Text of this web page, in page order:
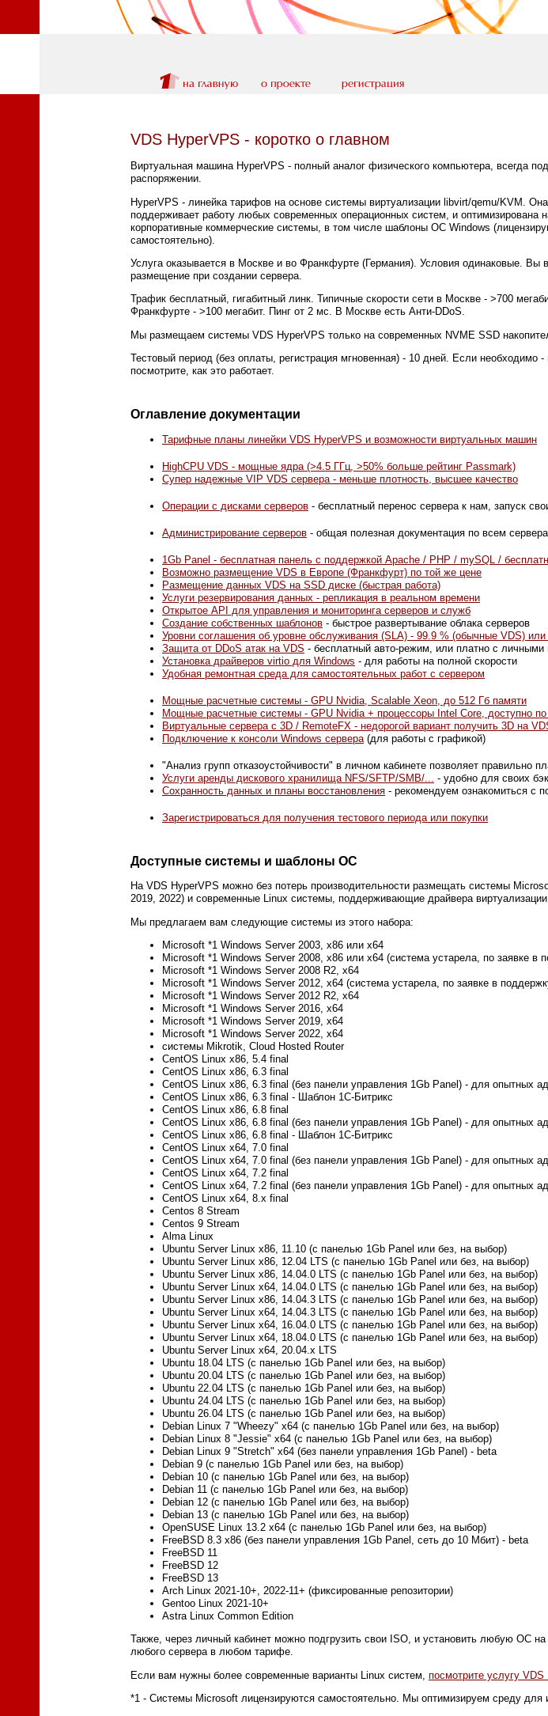
VDS HyperVPS - коротко о главном
Виртуальная машина HyperVPS - полный аналог физического компьютера, всегда
распоряжении.
HyperVPS - линейка тарифов на основе системы виртуализации libvirt/qemu/KVM.
поддерживает работу любых современных операционных систем, и оптимизирована
корпоративные коммерческие системы, в том числе шаблоны ОС Windows
самостоятельно).
Услуга оказывается в Москве и во Франкфурте (Германия). Условия одинаковые. Вы
размещение при создании сервера.
Трафик бесплатный, гигабитный линк. Типичные скорости сети в Москве - >700
Франкфурте - >100 мегабит. Пинг от 2 мс. В Москве есть Анти-DDoS.
Мы размещаем системы VDS HyperVPS только на современных NVME SSD
Тестовый период (без оплаты, регистрация мгновенная) - 10 дней. Если необходимо -
посмотрите, как это работает.
Оглавление документации
Тарифные планы линейки VDS HyperVPS и возможности виртуальных машин
HighCPU VDS - мощные ядра (>4.5 ГГц, >50% больше рейтинг Passmark)
Супер надежные VIP VDS сервера - меньше плотность, высшее качество
Операции с дисками серверов - бесплатный перенос сервера к нам, запуск
Администрирование серверов - общая полезная документация по всем
1Gb Panel - бесплатная панель с поддержкой Apache / PHP / mySQL /
Возможно размещение VDS в Европе (Франкфурт) по той же цене
Размещение данных VDS на SSD диске (быстрая работа)
Услуги резервирования данных - репликация в реальном времени
Открытое API для управления и мониторинга серверов и служб
Создание собственных шаблонов - быстрое развертывание облака серверов
Уровни соглашения об уровне обслуживания (SLA) - 99.9 % (обычные VDS)
Защита от DDoS атак на VDS - бесплатный авто-режим, или платно с личными
Установка драйверов virtio для Windows - для работы на полной скорости
Удобная ремонтная среда для самостоятельных работ с сервером
Мощные расчетные системы - GPU Nvidia, Scalable Xeon, до 512 Гб памяти
Мощные расчетные системы - GPU Nvidia + процессоры Intel Core, доступно по
Виртуальные сервера с 3D / RemoteFX - недорогой вариант получить 3D на
Подключение к консоли Windows сервера (для работы с графикой)
"Анализ групп отказоустойчивости" в личном кабинете позволяет правильно
Услуги аренды дискового хранилища NFS/SFTP/SMB/...
- удобно для своих
Сохранность данных и планы восстановления - рекомендуем ознакомиться с
Зарегистрироваться для получения тестового периода или покупки
Доступные системы и шаблоны ОС
На VDS HyperVPS можно без потерь производительности размещать системы
2019, 2022) и современные Linux системы, поддерживающие драйвера
Мы предлагаем вам следующие системы из этого набора:
Microsoft *1 Windows Server 2003, x86 или x64
Microsoft *1 Windows Server 2008, x86 или x64 (система устарела, по заявке в
Microsoft *1 Windows Server 2008 R2, x64
Microsoft *1 Windows Server 2012, x64 (система устарела, по заявке в
Microsoft *1 Windows Server 2012 R2, x64
Microsoft *1 Windows Server 2016, x64
Microsoft *1 Windows Server 2019, x64
Microsoft *1 Windows Server 2022, x64
системы Mikrotik, Cloud Hosted Router
CentOS Linux x86, 5.4 final
CentOS Linux x86, 6.3 final
CentOS Linux x86, 6.3 final (без панели управления 1Gb Panel) - для опытных
CentOS Linux x86, 6.3 final - Шаблон 1С-Битрикс
CentOS Linux x86, 6.8 final
CentOS Linux x86, 6.8 final (без панели управления 1Gb Panel) - для опытных
CentOS Linux x86, 6.8 final - Шаблон 1С-Битрикс
CentOS Linux x64, 7.0 final
CentOS Linux x64, 7.0 final (без панели управления 1Gb Panel) - для опытных
CentOS Linux x64, 7.2 final
CentOS Linux x64, 7.2 final (без панели управления 1Gb Panel) - для опытных
CentOS Linux x64, 8.x final
Centos 8 Stream
Centos 9 Stream
Alma Linux
Ubuntu Server Linux x86, 11.10 (с панелью 1Gb Panel или без, на выбор)
Ubuntu Server Linux x86, 12.04 LTS (с панелью 1Gb Panel или без, на выбор)
Ubuntu Server Linux x86, 14.04.0 LTS (с панелью 1Gb Panel или без, на выбор)
Ubuntu Server Linux x64, 14.04.0 LTS (с панелью 1Gb Panel или без, на выбор)
Ubuntu Server Linux x86, 14.04.3 LTS (с панелью 1Gb Panel или без, на выбор)
Ubuntu Server Linux x64, 14.04.3 LTS (с панелью 1Gb Panel или без, на выбор)
Ubuntu Server Linux x64, 16.04.0 LTS (с панелью 1Gb Panel или без, на выбор)
Ubuntu Server Linux x64, 18.04.0 LTS (с панелью 1Gb Panel или без, на выбор)
Ubuntu Server Linux x64, 20.04.x LTS
Ubuntu 18.04 LTS (с панелью 1Gb Panel или без, на выбор)
Ubuntu 20.04 LTS (с панелью 1Gb Panel или без, на выбор)
Ubuntu 22.04 LTS (с панелью 1Gb Panel или без, на выбор)
Ubuntu 24.04 LTS (с панелью 1Gb Panel или без, на выбор)
Ubuntu 26.04 LTS (с панелью 1Gb Panel или без, на выбор)
Debian Linux 7 "Wheezy" x64 (с панелью 1Gb Panel или без, на выбор)
Debian Linux 8 "Jessie" x64 (с панелью 1Gb Panel или без, на выбор)
Debian Linux 9 "Stretch" x64 (без панели управления 1Gb Panel) - beta
Debian 9 (с панелью 1Gb Panel или без, на выбор)
Debian 10 (с панелью 1Gb Panel или без, на выбор)
Debian 11 (с панелью 1Gb Panel или без, на выбор)
Debian 12 (с панелью 1Gb Panel или без, на выбор)
Debian 13 (с панелью 1Gb Panel или без, на выбор)
OpenSUSE Linux 13.2 x64 (с панелью 1Gb Panel или без, на выбор)
FreeBSD 8.3 x86 (без панели управления 1Gb Panel, сеть до 10 Мбит) - beta
FreeBSD 11
FreeBSD 12
FreeBSD 13
Arch Linux 2021-10+, 2022-11+ (фиксированные репозитории)
Gentoo Linux 2021-10+
Astra Linux Common Edition
Также, через личный кабинет можно подгрузить свои ISO, и установить любую ОС
любого сервера в любом тарифе.
Если вам нужны более современные варианты Linux систем, посмотрите услугу
*1 - Системы Microsoft лицензируются самостоятельно. Мы оптимизируем среду для